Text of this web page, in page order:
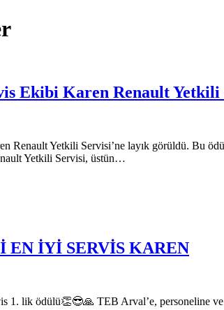
Ekibi Karen Renault Yetkili
Yetkili Servisi’ne layık görüldü. Bu
Yetkili Servisi, üstün…
EN İYİ SERVİS KAREN
1. lik ödülü👏😎🙏 TEB Arval’e, personeline